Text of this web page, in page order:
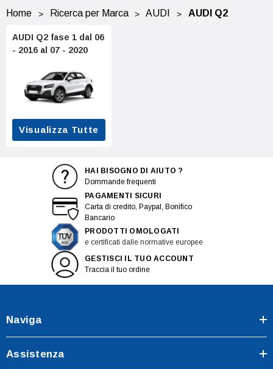
Home Ricerca per Marca AUDI AUDI Q2
AUDI Q2 fase 1 dal 06
- 2016 al 07 - 2020
Visualizza Tutte
HAI BISOGNO DI AIUTO ?
Dommande frequenti
PAGAMENTI SICURI
Carta di credito, Paypal, Bonifico
Bancario
PRODOTTI OMOLOGATI
e certificati dalle normative europee
GESTISCI IL TUO ACCOUNT
Traccia il tuo ordine
Naviga
Assistenza